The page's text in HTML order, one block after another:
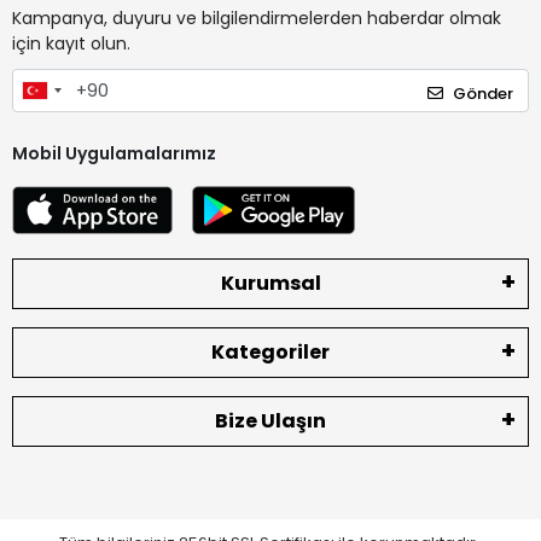
Kampanya, duyuru ve bilgilendirmelerden haberdar olmak
için kayıt olun.
Gönder
Mobil Uygulamalarımız
Kurumsal
Kategoriler
Bize Ulaşın